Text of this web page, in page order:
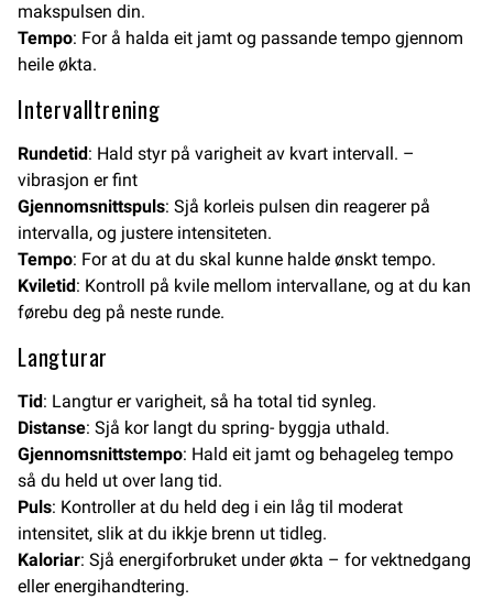
makspulsen din.
Tempo: For å halda eit jamt og passande tempo gjennom
heile økta.
Intervalltrening
Rundetid: Hald styr på varigheit av kvart intervall. –
vibrasjon er fint
Gjennomsnittspuls: Sjå korleis pulsen din reagerer på
intervalla, og justere intensiteten.
Tempo: For at du at du skal kunne halde ønskt tempo.
Kviletid: Kontroll på kvile mellom intervallane, og at du kan
førebu deg på neste runde.
Langturar
Tid: Langtur er varigheit, så ha total tid synleg.
Distanse: Sjå kor langt du spring- byggja uthald.
Gjennomsnittstempo: Hald eit jamt og behageleg tempo
så du held ut over lang tid.
Puls: Kontroller at du held deg i ein låg til moderat
intensitet, slik at du ikkje brenn ut tidleg.
Kaloriar: Sjå energiforbruket under økta – for vektnedgang
eller energihandtering.